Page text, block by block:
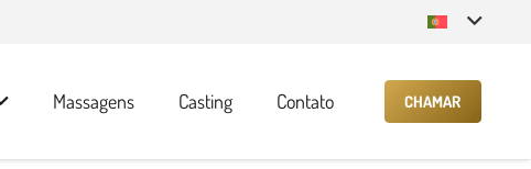
Massagens Casting Contato CHAMAR